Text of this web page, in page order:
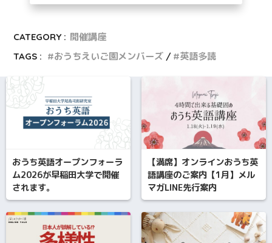
CATEGORY : 開催講座
TAGS :
おうちえいご園メンバーズ 英語多読
おうち英語オープンフォーラ
ム2026が早稲田大学で開催
されます。
【満席】オンラインおうち英
語講座のご案内【1月】メル
マガLINE先行案内